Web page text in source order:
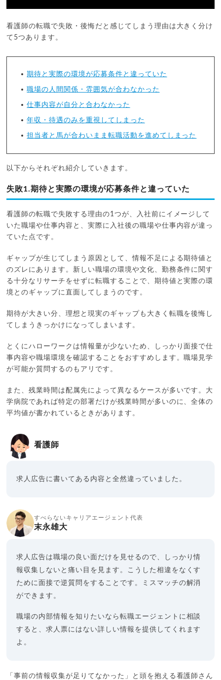
看護師の転職で失敗・後悔だと感じてしまう理由は大きく分け
て5つあります。
期待と実際の環境が応募条件と違っていた
職場の人間関係・雰囲気が合わなかった
仕事内容が自分と合わなかった
年収・待遇のみを重視してしまった
担当者と馬が合わいまま転職活動を進めてしまった
以下からそれぞれ紹介していきます。
失敗1.期待と実際の環境が応募条件と違っていた
看護師の転職で失敗する理由の1つが、入社前にイメージして
いた職場や仕事内容と、実際に入社後の職場や仕事内容が違っ
ていた点です。
ギャップが生じてしまう原因として、情報不足による期待値と
のズレにあります。新しい職場の環境や文化、勤務条件に関す
る十分なリサーチをせずに転職することで、期待値と実際の環
境とのギャップに直面してしまうのです。
期待が大きい分、理想と現実のギャップも大きく転職を後悔し
てしまうきっかけになってしまいます。
とくにハローワークは情報量が少ないため、しっかり面接で仕
事内容や職場環境を確認することをおすすめします。職場見学
が可能か質問するのもアリです。
また、残業時間は配属先によって異なるケースが多いです。大
学病院であれば特定の部署だけが残業時間が多いのに、全体の
平均値が書かれているときがあります。
看護師
求人広告に書いてある内容と全然違っていました。
すべらないキャリアエージェント代表
末永雄大
求人広告は職場の良い面だけを見せるので、しっかり情
報収集しないと痛い目を見ます。こうした相違をなくす
ために面接で逆質問をすることです。ミスマッチの解消
ができます。
職場の内部情報を知りたいなら転職エージェントに相談
すると、求人票にはない詳しい情報を提供してくれます
よ。
「事前の情報収集が足りてなかった」と頭を抱える看護師さん